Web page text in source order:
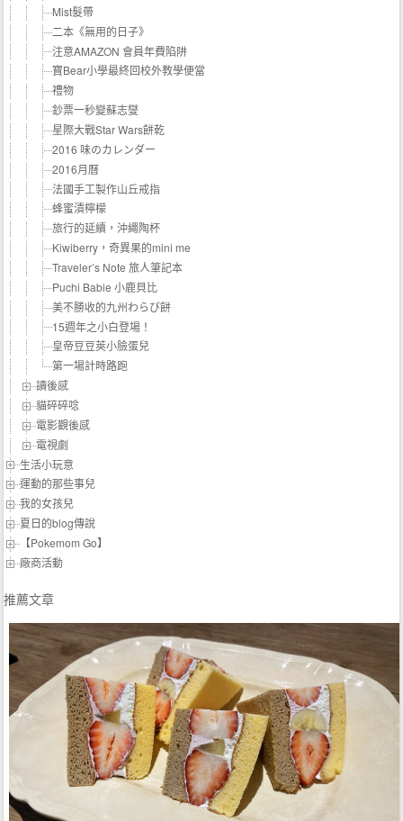
Mist髮帶
二本《無用的日子》
注意AMAZON 會員年費陷阱
寶Bear小學最終回校外教學便當
禮物
鈔票一秒變蘇志燮
星際大戰Star Wars餅乾
2016 味のカレンダー
2016月曆
法國手工製作山丘戒指
蜂蜜漬檸檬
旅行的延續，沖繩陶杯
Kiwiberry，奇異果的mini me
Traveler’s Note 旅人筆記本
Puchi Babie 小鹿貝比
美不勝收的九州わらび餅
15週年之小白登場！
皇帝豆豆莢小臉蛋兒
第一場計時路跑
讀後感
貓碎碎唸
電影觀後感
電視劇
生活小玩意
運動的那些事兒
我的女孩兒
夏日的blog傳說
【Pokemom Go】
廠商活動
推薦文章